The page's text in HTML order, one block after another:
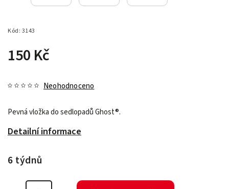
Kód: 3143
150 Kč
Neohodnoceno
Pevná vložka do sedlopadů Ghost®.
Detailní informace
6 týdnů